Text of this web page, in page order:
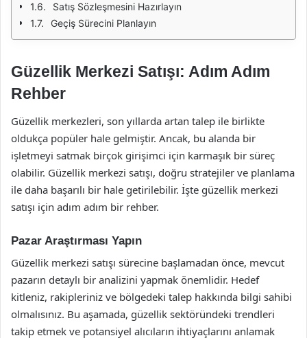
Satış Sözleşmesini Hazırlayın
Geçiş Sürecini Planlayın
Güzellik Merkezi Satışı: Adım Adım
Rehber
Güzellik merkezleri, son yıllarda artan talep ile birlikte
oldukça popüler hale gelmiştir. Ancak, bu alanda bir
işletmeyi satmak birçok girişimci için karmaşık bir süreç
olabilir. Güzellik merkezi satışı, doğru stratejiler ve planlama
ile daha başarılı bir hale getirilebilir. İşte güzellik merkezi
satışı için adım adım bir rehber.
Pazar Araştırması Yapın
Güzellik merkezi satışı sürecine başlamadan önce, mevcut
pazarın detaylı bir analizini yapmak önemlidir. Hedef
kitleniz, rakipleriniz ve bölgedeki talep hakkında bilgi sahibi
olmalısınız. Bu aşamada, güzellik sektöründeki trendleri
takip etmek ve potansiyel alıcıların ihtiyaçlarını anlamak